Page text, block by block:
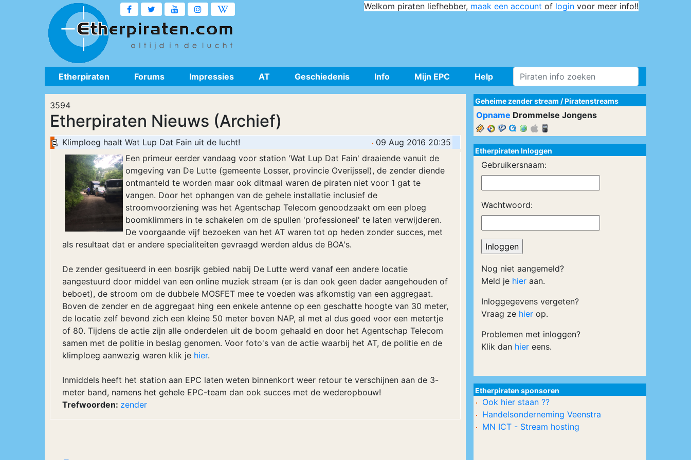
Welkom piraten liefhebber, maak een account of login voor meer info!!
Etherpiraten Forums Impressies AT Geschiedenis Info Mijn EPC Help
3594
Etherpiraten Nieuws (Archief)
Klimploeg haalt Wat Lup Dat Fain uit de lucht!
09 Aug 2016 20:35
Een primeur eerder vandaag voor station 'Wat Lup Dat Fain' draaiende vanuit de
omgeving van De Lutte (gemeente Losser, provincie Overijssel), de zender diende
ontmanteld te worden maar ook ditmaal waren de piraten niet voor 1 gat te
vangen. Door het ophangen van de gehele installatie inclusief de
stroomvoorziening was het Agentschap Telecom genoodzaakt om een ploeg
boomklimmers in te schakelen om de spullen 'professioneel' te laten verwijderen.
De voorgaande vijf bezoeken van het AT waren tot op heden zonder succes, met
als resultaat dat er andere specialiteiten gevraagd werden aldus de BOA's.
De zender gesitueerd in een bosrijk gebied nabij De Lutte werd vanaf een andere locatie
aangestuurd door middel van een online muziek stream (er is dan ook geen dader aangehouden of
beboet), de stroom om de dubbele MOSFET mee te voeden was afkomstig van een aggregaat.
Boven de zender en de aggregaat hing een enkele antenne op een geschatte hoogte van 30 meter,
de locatie zelf bevond zich een kleine 50 meter boven NAP, al met al dus goed voor een metertje
of 80. Tijdens de actie zijn alle onderdelen uit de boom gehaald en door het Agentschap Telecom
samen met de politie in beslag genomen. Voor foto's van de actie waarbij het AT, de politie en de
klimploeg aanwezig waren klik je hier.
Inmiddels heeft het station aan EPC laten weten binnenkort weer retour te verschijnen aan de 3-
meter band, namens het gehele EPC-team dan ook succes met de wederopbouw!
Trefwoorden: zender
Geheime zender stream /Piratenstreams
Opname Drommelse Jongens
Etherpiraten Inloggen
Gebruikersnaam:
Wachtwoord:
Nog niet aangemeld?
Meld je hier aan.
Inloggegevens vergeten?
Vraag ze hier op.
Problemen met inloggen?
Klik dan hier eens.
Etherpiraten sponsoren
Ook hier staan ??
Handelsonderneming Veenstra
MN ICT - Stream hosting